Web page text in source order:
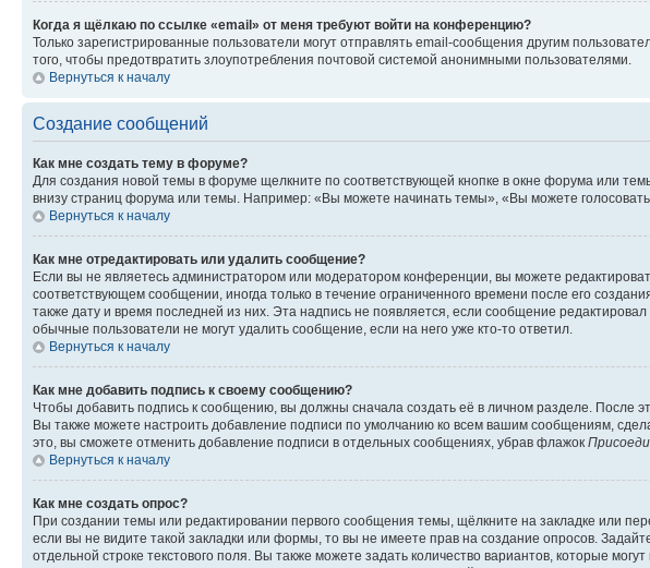
Когда я щёлкаю по ссылке «email» от меня требуют войти на конференцию?
Только зарегистрированные пользователи могут отправлять email-сообщения другим
того, чтобы предотвратить злоупотребления почтовой системой анонимными пользователями.
Вернуться к началу
Создание сообщений
Как мне создать тему в форуме?
Для создания новой темы в форуме щелкните по соответствующей кнопке в окне форума или
внизу страниц форума или темы. Например: «Вы можете начинать темы», «Вы можете голосовать
Вернуться к началу
Как мне отредактировать или удалить сообщение?
Если вы не являетесь администратором или модератором конференции, вы можете
соответствующем сообщении, иногда только в течение ограниченного времени после его
также дату и время последней из них. Эта надпись не появляется, если сообщение
обычные пользователи не могут удалить сообщение, если на него уже кто-то ответил.
Вернуться к началу
Как мне добавить подпись к своему сообщению?
Чтобы добавить подпись к сообщению, вы должны сначала создать её в личном разделе. После
Вы также можете настроить добавление подписи по умолчанию ко всем вашим сообщениям,
это, вы сможете отменить добавление подписи в отдельных сообщениях, убрав флажок
Вернуться к началу
Как мне создать опрос?
При создании темы или редактировании первого сообщения темы, щёлкните на закладке или
если вы не видите такой закладки или формы, то вы не имеете прав на создание опросов.
отдельной строке текстового поля. Вы также можете задать количество вариантов, которые